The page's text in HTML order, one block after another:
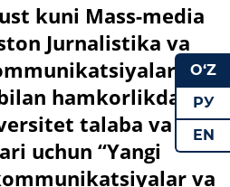
kuni Mass-media
Jurnalistika va
hamkorlikda
talaba va
uchun “Yangi
va
O‘Z
РУ
EN